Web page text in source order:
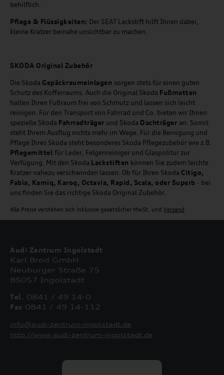
behilflich.
Pflege & Flüssigkeiten: Der SEAT Lackstift hilft Ihnen dabei,
kleine Kratzer beinahe unsichtbar zu machen.
SKODA Original Zubehör
Die Skoda Gepäckraumeinlagen sorgen stets für einen guten
Schutz des Kofferraums. Auch die Original Skoda Fußmatten
halten Ihren Fußraum frei von Schmutz und lassen sich leicht
reinigen. Für den Transport von Fahrrad und Co. bieten wir Ihnen
spezielle Skoda Fahrradträger und Skoda Dachträger an. Somit
steht Ihrem Ausflug nichts mehr im Wege. Für die Reinigung und
Pflege Ihres Skoda steht besonderes Skoda Pflegezubehör wie z.B.
Pflegemittel für Leder, Felgenreiniger und Glaspolitur zur
Verfügung. Mit den Skoda Lackstiften können Sie zudem leichte
Kratzer nahezu verschwinden lassen. Ob für Ihren Skoda Citigo,
Fabia, Kamiq, Karoq, Octavia, Rapid, Scala, oder Superb - bei
uns finden Sie das richtige Skoda Original Zubehör.
Alle Preise verstehen sich inklusive gesetzlicher MwSt. und Versand
Audi Zentrum Ingolstadt
Karl Brod GmbH
Neuburger Straße 75
85057 Ingolstadt
Tel. 0841 / 49 14-0
Fax 0841 / 49 14-112
info@audi-zentrum-ingolstadt.de
http://www.audi-zentrum-ingolstadt.de